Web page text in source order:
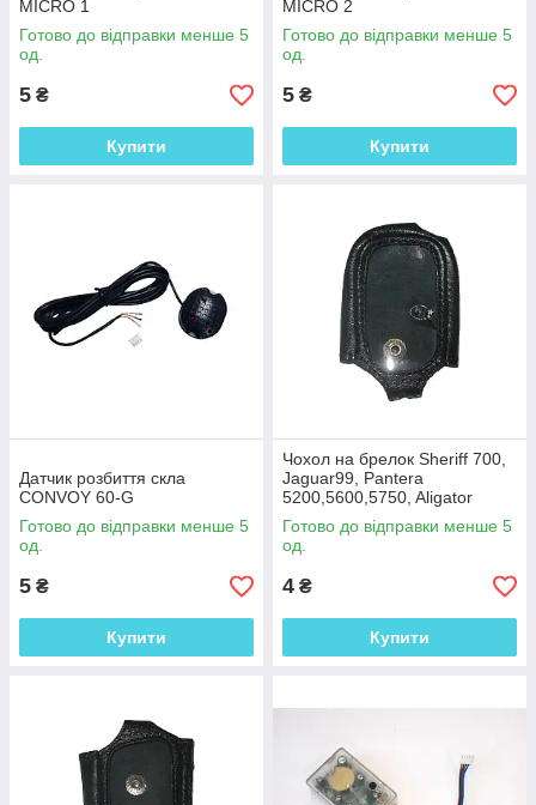
MICRO 1
Готово до відправки менше 5
од.
5 ₴
Купити
MICRO 2
Готово до відправки менше 5
од.
5 ₴
Купити
Датчик розбиття скла
CONVOY 60-G
Готово до відправки менше 5
од.
5 ₴
Купити
Чохол на брелок Sheriff 700,
Jaguar99, Pantera
5200,5600,5750, Aligator
810,910,Chellenger 7000
Готово до відправки менше 5
од.
4 ₴
Купити